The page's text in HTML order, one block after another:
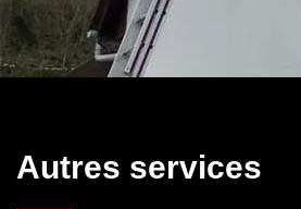
Autres services